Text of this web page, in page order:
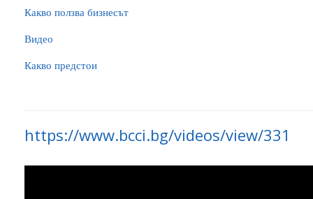
Какво ползва бизнесът
Видео
Какво предстои
https://www.bcci.bg/videos/view/331